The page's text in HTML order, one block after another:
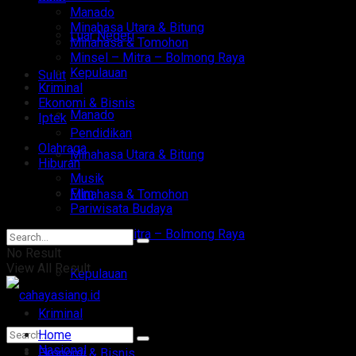
Luar Negeri
Sulut
Manado
Minahasa Utara & Bitung
Minahasa & Tomohon
Minsel – Mitra – Bolmong Raya
Kepulauan
Kriminal
Manado
Minahasa Utara & Bitung
Minahasa & Tomohon
Minsel – Mitra – Bolmong Raya
Kepulauan
Kriminal
Ekonomi & Bisnis
Iptek
Pendidikan
Olahraga
Hiburan
Musik
Film
Pariwisata Budaya
No Result
View All Result
Home
Nasional